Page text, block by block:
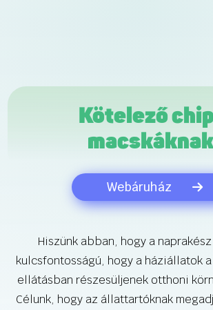
Kötelező
Webáruház
Hiszünk abban, hogy a
kulcsfontosságú, hogy a háziállatok
ellátásban részesüljenek otthoni
Célunk, hogy az állattartóknak